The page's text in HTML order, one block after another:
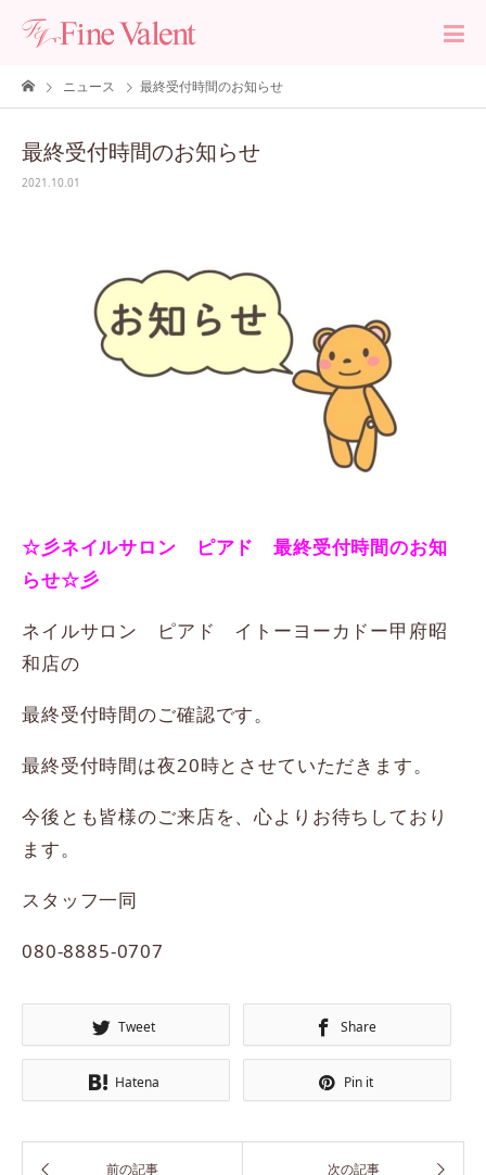
ニュース 最終受付時間のお知らせ
最終受付時間のお知らせ
2021.10.01
☆彡ネイルサロン ピアド 最終受付時間のお知
らせ☆彡
ネイルサロン ピアド イトーヨーカドー甲府昭
和店の
最終受付時間のご確認です。
最終受付時間は夜20時とさせていただきます。
今後とも皆様のご来店を、心よりお待ちしており
ます。
スタッフ一同
080-8885-0707
Tweet Share
Hatena Pin it